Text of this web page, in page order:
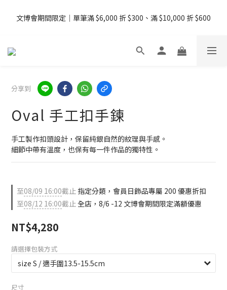
免運
文博會期間限定｜單筆滿 $6,000 折 $300、滿 $10,000 折 $600
08/07 - 09  台灣下單即免運 ・港澳滿 USD99、新加坡滿 USD199
分享到
Oval 手工扣手鍊
手工製作扣頭設計，保留純銀自然的紋理與手感。
細節中帶有溫度，也保有每一件作品的獨特性。
至08/09 16:00截止 指定分類，會員日飾品專屬 200 優惠折扣
至08/12 16:00截止全店，8/6 -12 文博會期間限定滿額優惠
NT$4,280
請選擇包裝方式
尺寸